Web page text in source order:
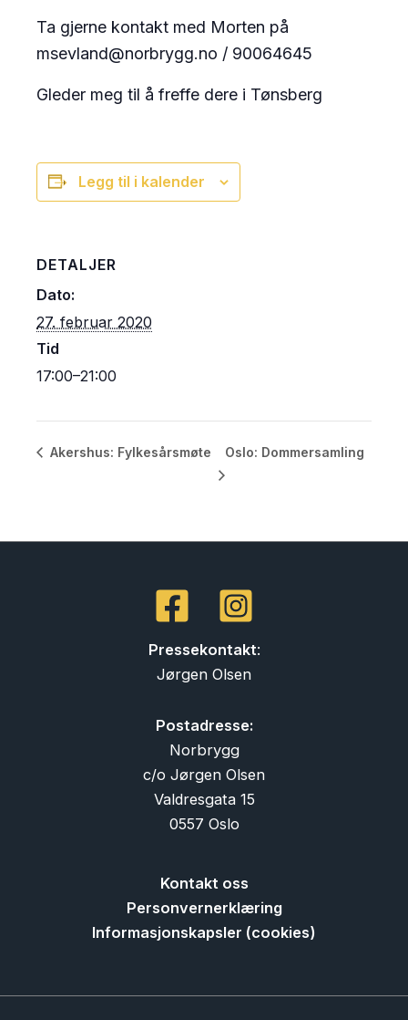
Ta gjerne kontakt med Morten på
msevland@norbrygg.no / 90064645
Gleder meg til å freffe dere i Tønsberg
Legg til i kalender
DETALJER
Dato:
27. februar 2020
Tid
17:00–21:00
Akershus: Fylkesårsmøte Oslo: Dommersamling
Pressekontakt:
Jørgen Olsen
Postadresse:
Norbrygg
c/o Jørgen Olsen
Valdresgata 15
0557 Oslo
Kontakt oss
Personvernerklæring
Informasjonskapsler (cookies)